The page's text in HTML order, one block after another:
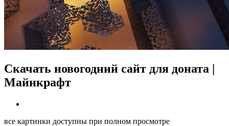
Скачать новогодний сайт для доната |
Майнкрафт
все картинки доступны при полном просмотре